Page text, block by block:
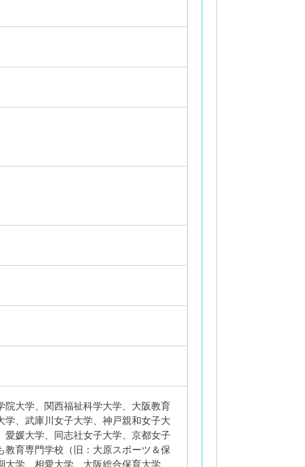
院大学、関西福祉科学大学、大阪教育
、武庫川女子大学、神戸親和女子大
媛大学、同志社女子大学、京都女子
育専門学校（旧：大原スポーツ＆保
学、相愛大学、大阪総合保育大学、